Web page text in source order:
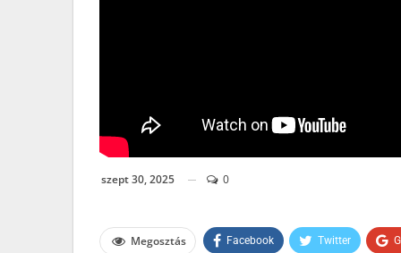
szept 30, 2025 0
Megosztás Facebook Twitter